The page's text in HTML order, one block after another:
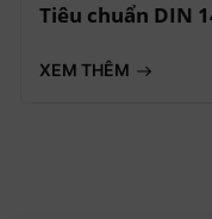
Tiêu chuẩn DIN
XEM THÊM